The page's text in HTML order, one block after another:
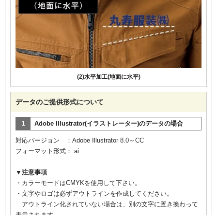
(2)水平加工(地面に水平)
データのご提供形式について
1 Adobe Illustrator(イラストレーター)のデータの場合
対応バージョン ：Adobe Illustrator 8.0～CC
フォーマット形式：.ai
▼注意事項
・カラーモードはCMYKを使用して下さい。
・文字やロゴは必ずアウトラインを作成してください。
アウトライン化されていない場合は、別の文字に置き換わって